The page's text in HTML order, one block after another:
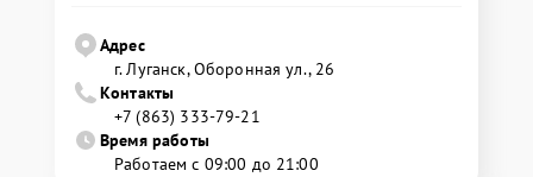
Адрес
г. Луганск, Оборонная ул., 26
Контакты
+7 (863) 333-79-21
Время работы
Работаем с 09:00 до 21:00